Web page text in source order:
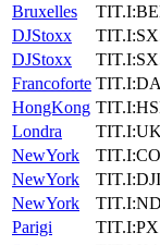
Bruxelles
DJStoxx
DJStoxx
Francoforte
HongKong
Londra
NewYork
NewYork
NewYork
Parigi